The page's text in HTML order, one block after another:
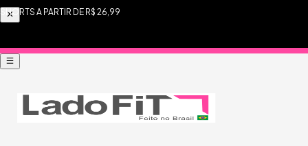
FRETE FIXO R$ 9,90 PARA TODO BRASIL